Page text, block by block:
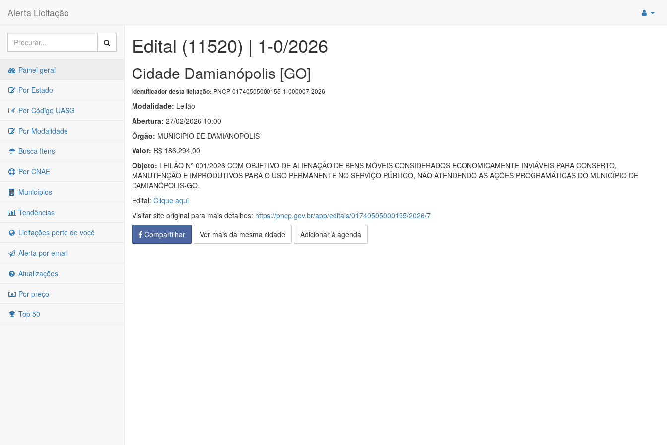
Alerta Licitação
Painel geral
Por Estado
Por Código UASG
Por Modalidade
Busca Itens
Por CNAE
Municípios
Tendências
Licitações perto de você
Alerta por email
Atualizações
Por preço
Top 50
Edital (11520) | 1-0/2026
Cidade Damianópolis [GO]
Identificador desta licitação: PNCP-01740505000155-1-000007-2026
Modalidade: Leilão
Abertura: 27/02/2026 10:00
Órgão: MUNICIPIO DE DAMIANOPOLIS
Valor: R$ 186.294,00
Objeto: LEILÃO N° 001/2026 COM OBJETIVO DE ALIENAÇÃO DE BENS MÓVEIS CONSIDERADOS ECONOMICAMENTE INVIÁVEIS PARA CONSERTO,
MANUTENÇÃO E IMPRODUTIVOS PARA O USO PERMANENTE NO SERVIÇO PÚBLICO, NÃO ATENDENDO AS AÇÕES PROGRAMÁTICAS DO MUNICÍPIO DE
DAMIANÓPOLIS-GO.
Edital: Clique aqui
Visitar site original para mais detalhes: https://pncp.gov.br/app/editais/01740505000155/2026/7
Compartilhar
Ver mais da mesma cidade Adicionar à agenda